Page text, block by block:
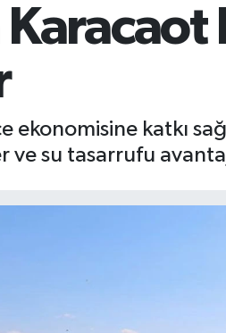
ekonomisine katkı
ve su tasarrufu